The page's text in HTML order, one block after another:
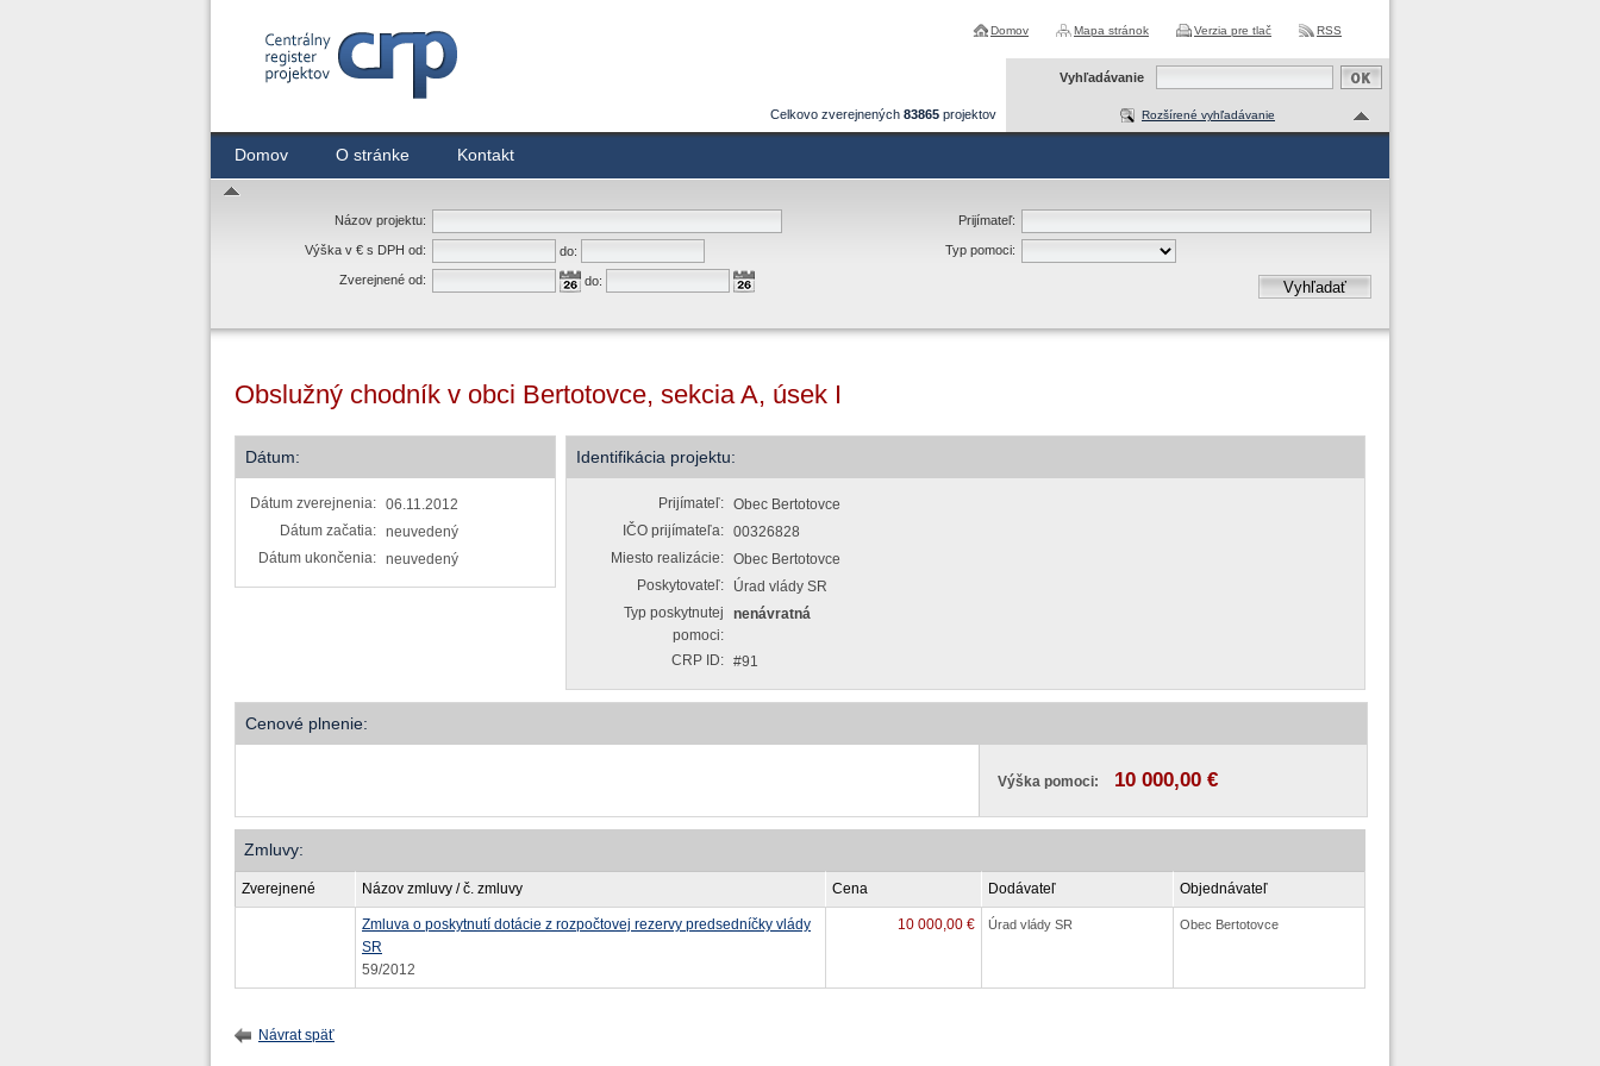
Domov Mapa stránok Verzia pre tlač RSS
Celkovo zverejnených 83865 projektov
Domov O stránke Kontakt
Vyhľadávanie
Rozšírené vyhľadávanie
Názov projektu:
Výška v € s DPH od:
do:
Zverejnené od:
do:
Prijímateľ:
Typ pomoci:
Vyhľadať
Obslužný chodník v obci Bertotovce, sekcia A, úsek I
Dátum:
Dátum zverejnenia: 06.11.2012
Dátum začatia: neuvedený
Dátum ukončenia: neuvedený
Identifikácia projektu:
Prijímateľ: Obec Bertotovce
IČO prijímateľa: 00326828
Miesto realizácie: Obec Bertotovce
Poskytovateľ:
Úrad vlády SR
Typ poskytnutej
pomoci:
nenávratná
CRP ID: #91
Cenové plnenie:
Výška pomoci: 10 000,00 €
Zmluvy:
Zverejnené Názov zmluvy / č. zmluvy Cena Dodávateľ Objednávateľ
Zmluva o poskytnutí dotácie z rozpočtovej rezervy predsedníčky vlády
SR
59/2012
10 000,00 € Úrad vlády SR Obec Bertotovce
Návrat späť